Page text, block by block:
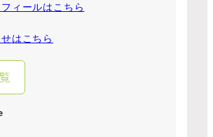
ィールはこちら
はこちら